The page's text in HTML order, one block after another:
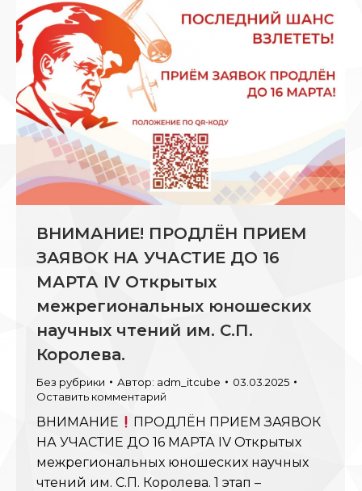
ВНИМАНИЕ! ПРОДЛЁН ПРИЕМ
ЗАЯВОК НА УЧАСТИЕ ДО 16
МАРТА IV Открытых
межрегиональных юношеских
научных чтений им. С.П.
Королева.
Без рубрики Автор: adm_itcube
03.03.2025
Оставить комментарий
ВНИМАНИЕ
ПРОДЛЁН ПРИЕМ ЗАЯВОК
НА УЧАСТИЕ ДО 16 МАРТА IV Открытых
межрегиональных юношеских научных
чтений им. С.П. Королева. 1 этап –